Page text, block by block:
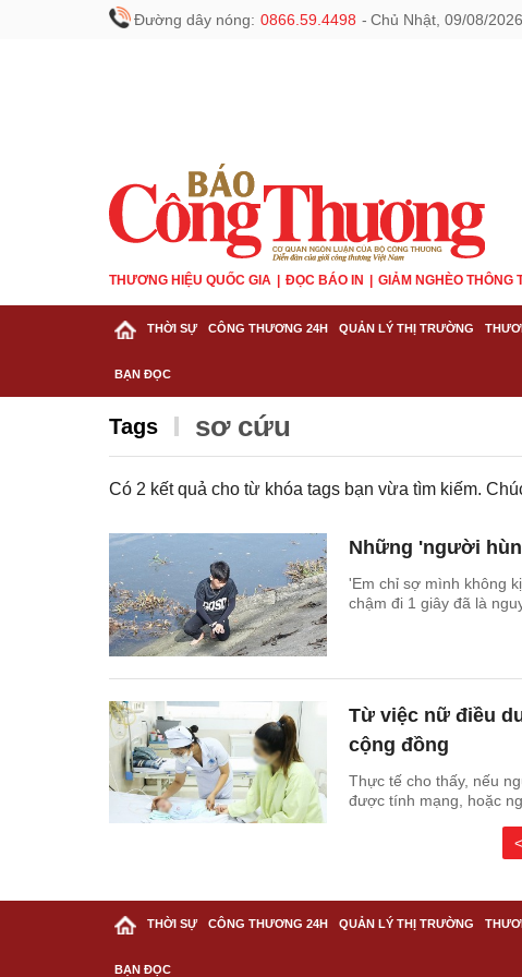
Đường dây nóng: 0866.59.4498 - Chủ Nhật, 09/08/
THƯƠNG HIỆU QUỐC GIA ĐỌC BÁO IN GIẢM NGHÈO THÔNG
THỜI SỰ CÔNG THƯƠNG 24H QUẢN LÝ THỊ TRƯỜNG
BẠN ĐỌC
Tags sơ cứu
Có 2 kết quả cho từ khóa tags bạn vừa tìm kiếm.
Những 'người
'Em chỉ sợ mình không
chậm đi 1 giây đã là
Từ việc nữ điều
cộng đồng
Thực tế cho thấy, nếu
được tính mạng, hoặc
<
THỜI SỰ CÔNG THƯƠNG 24H QUẢN LÝ THỊ TRƯỜNG
BẠN ĐỌC